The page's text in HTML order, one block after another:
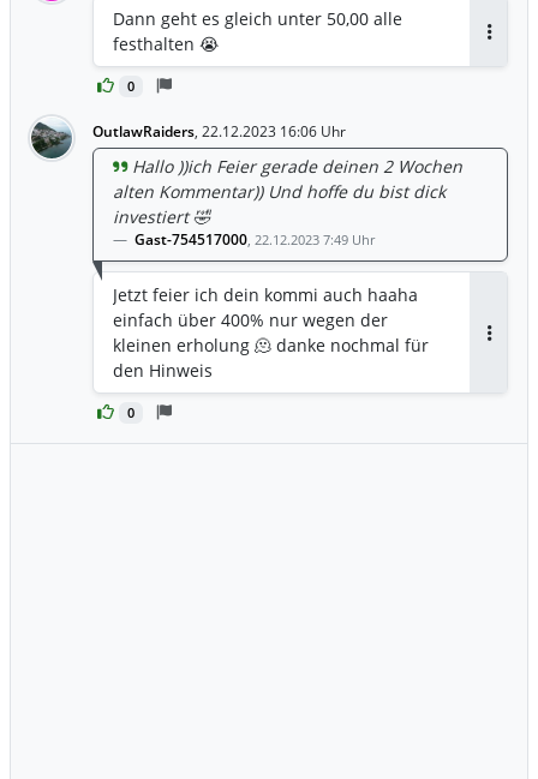
0
Dann geht es gleich unter 50,00 alle
festhalten 😭
OutlawRaiders, 22.12.2023 16:06 Uhr
0
Hallo ))ich Feier gerade deinen 2 Wochen
alten Kommentar)) Und hoffe du bist dick
investiert 🤣
Gast-754517000, 22.12.2023 7:49 Uhr
Jetzt feier ich dein kommi auch haaha
einfach über 400% nur wegen der
kleinen erholung 🫠 danke nochmal für
den Hinweis